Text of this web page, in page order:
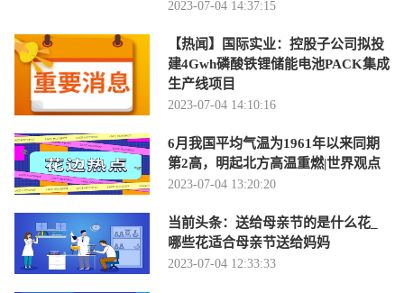
2023-07-04 14:37:15
【热闻】国际实业：控股子公司拟投
建4Gwh磷酸铁锂储能电池PACK集成
生产线项目
2023-07-04 14:10:16
6月我国平均气温为1961年以来同期
第2高，明起北方高温重燃|世界观点
2023-07-04 13:20:20
当前头条：送给母亲节的是什么花_
哪些花适合母亲节送给妈妈
2023-07-04 12:33:33